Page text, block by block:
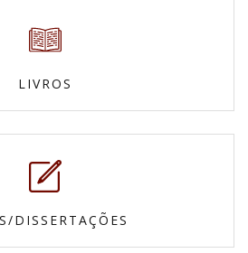
LIVROS
DISSERTAÇÕES